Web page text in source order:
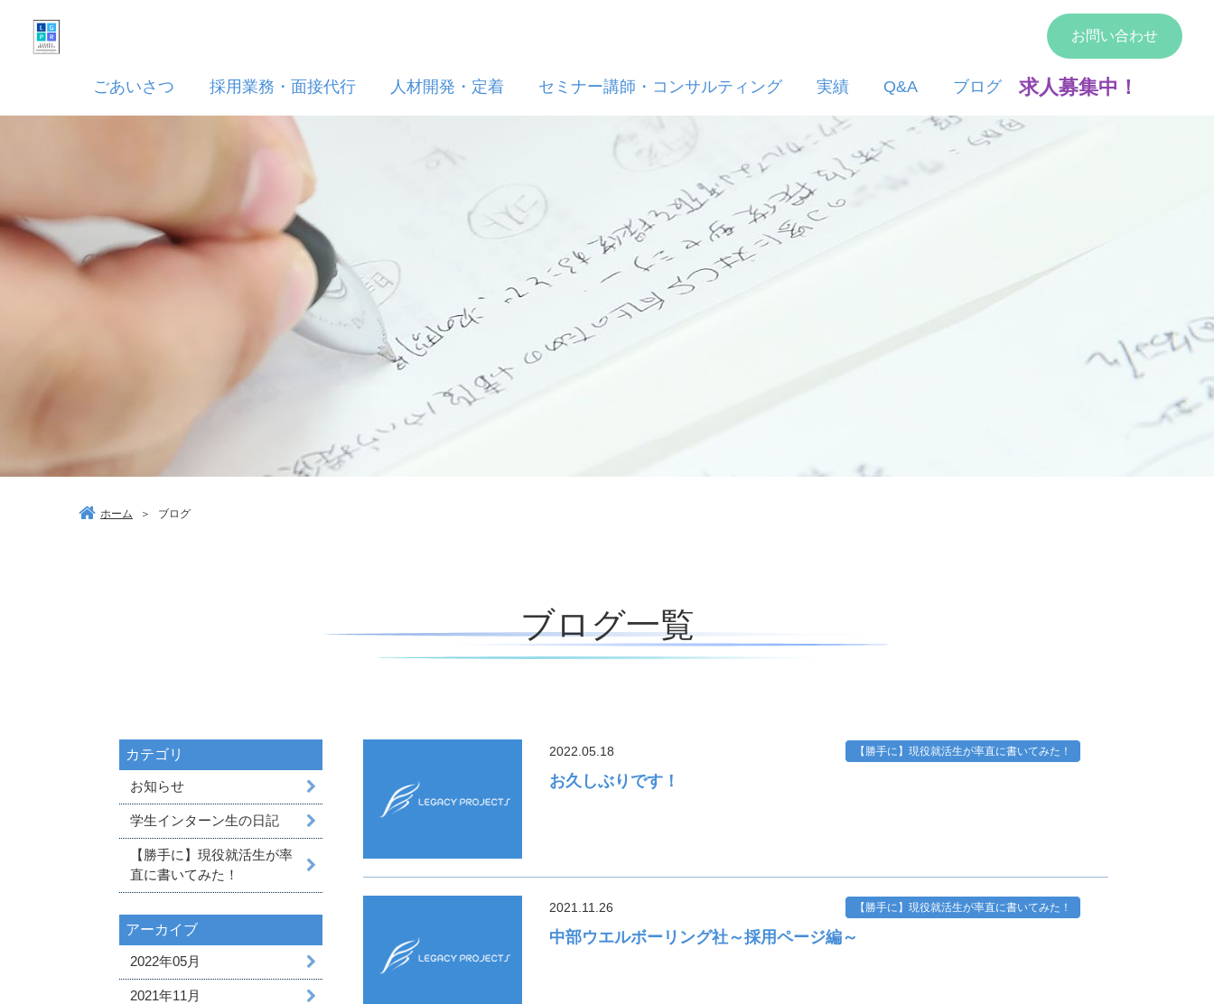
ごあいさつ 採用業務・面接代行 人材開発・定着 セミナー講師・コンサルティング 実績 Q&A ブログ 求人募集中！
お問い合わせ
ホーム ＞ ブログ
ブログ一覧
カテゴリ
お知らせ
学生インターン生の日記
【勝手に】現役就活生が率
直に書いてみた！
アーカイブ
2022年05月
2021年11月
2022.05.18 【勝手に】現役就活生が率直に書いてみた！
お久しぶりです！
2021.11.26 【勝手に】現役就活生が率直に書いてみた！
中部ウエルボーリング社～採用ページ編～